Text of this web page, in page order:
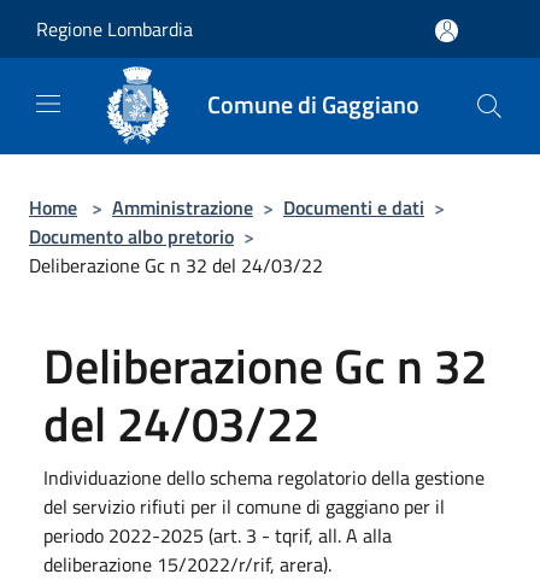
Regione Lombardia
Comune di Gaggiano
Home > Amministrazione > Documenti e dati >
Documento albo pretorio >
Deliberazione Gc n 32 del 24/03/22
Deliberazione Gc n 32
del 24/03/22
Individuazione dello schema regolatorio della gestione
del servizio rifiuti per il comune di gaggiano per il
periodo 2022-2025 (art. 3 - tqrif, all. A alla
deliberazione 15/2022/r/rif, arera).